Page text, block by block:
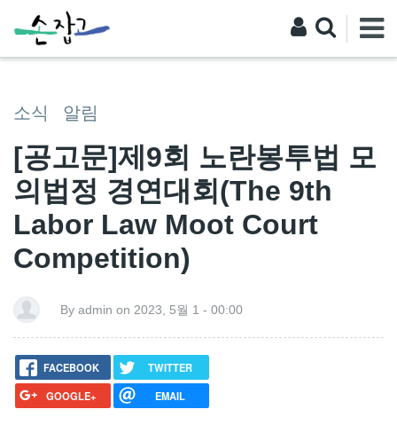
소식 알림
[공고문]제9회 노란봉투법 모
의법정 경연대회(The 9th
Labor Law Moot Court
Competition)
By admin on 2023, 5월 1 - 00:00
FACEBOOK
TWITTER
GOOGLE+
EMAIL